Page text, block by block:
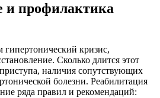
и профилактика
кризис,
Сколько длится этот
наличия сопутствующих
болезни. Реабилитация
ряда правил и рекомендаций: